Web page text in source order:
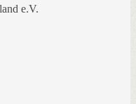
e.V.